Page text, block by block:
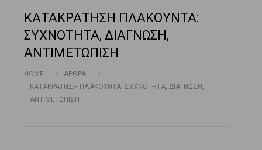
ΚΑΤΑΚΡΑΤΗΣΗ ΠΛΑΚΟΥΝΤΑ:
ΣΥΧΝΟΤΗΤΑ, ΔΙΑΓΝΩΣΗ,
ΑΝΤΙΜΕΤΩΠΙΣΗ
HOME
ΆΡΘΡΑ
ΚΑΤΑΚΡΑΤΗΣΗ ΠΛΑΚΟΥΝΤΑ: ΣΥΧΝΟΤΗΤΑ, ΔΙΑΓΝΩΣΗ,
ΑΝΤΙΜΕΤΩΠΙΣΗ